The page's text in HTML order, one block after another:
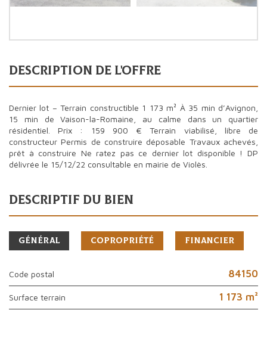
description de l'offre
Dernier lot – Terrain constructible 1 173 m² À 35 min d’Avignon,
15 min de Vaison-la-Romaine, au calme dans un quartier
résidentiel. Prix : 159 900 € Terrain viabilisé, libre de
constructeur Permis de construire déposable Travaux achevés,
prêt à construire Ne ratez pas ce dernier lot disponible ! DP
délivrée le 15/12/22 consultable en mairie de Violès.
descriptif du bien
Général Copropriété Financier
Code postal 84150
surface terrain 1 173 m²